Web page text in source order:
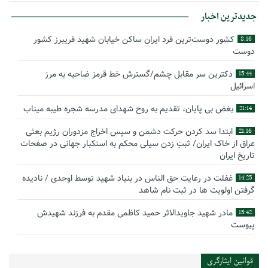
جدیدترین اخبار
8:16
کشور دوست‌ترین فرد ایران ساکن خیابان شهید فریبرز کشور
دوست
15:44
دکترین سر مقابل چشم/گسترش خط قرمز ضاحیه به مرز
اسرائیل
21:14 بغض بی پایان، تقدیم به روح شهدای مدرسه شجره طیبه میناب
21:16 ابتدا سد کردن حرکت دشمن و سپس اخراج مزدوران رژیم بعثی
عراق از خاک ایران/ ثبتِ زدن سیلی محکم به استکبار جهانی در صفحات
تاریخ ایران
14:25 غفلت در رعایت حق الناس در بنیاد شهید توسط اوحدی / نادیده
گرفتن اولویت ها در ثبت نام شاهد
15:42 مادر شهید جاویدالاثر حمید کاظمی مقدم به فرزند شهیدش
پیوست
قوانین ایثارگری